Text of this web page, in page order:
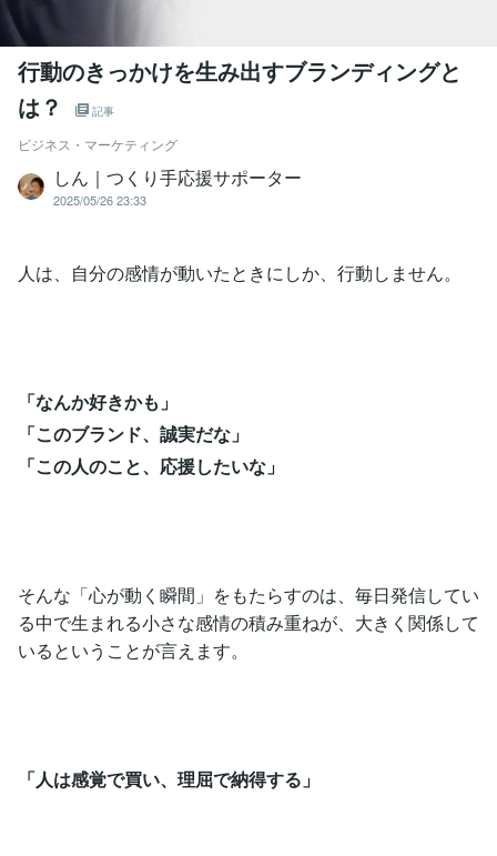
行動のきっかけを生み出すブランディングと
は？
記事
ビジネス・マーケティング
しん｜つくり手応援サポーター
2025/05/26 23:33
人は、自分の感情が動いたときにしか、行動しません。
「なんか好きかも」
「このブランド、誠実だな」
「この人のこと、応援したいな」
そんな「心が動く瞬間」をもたらすのは、毎日発信してい
る中で生まれる小さな感情の積み重ねが、大きく関係して
いるということが言えます。
「人は感覚で買い、理屈で納得する」